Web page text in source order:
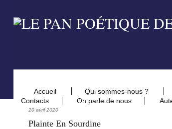
Accueil Qui sommes-nous ?
Contacts
On parle de nous
20 avril 2020
Plainte En Sourdine